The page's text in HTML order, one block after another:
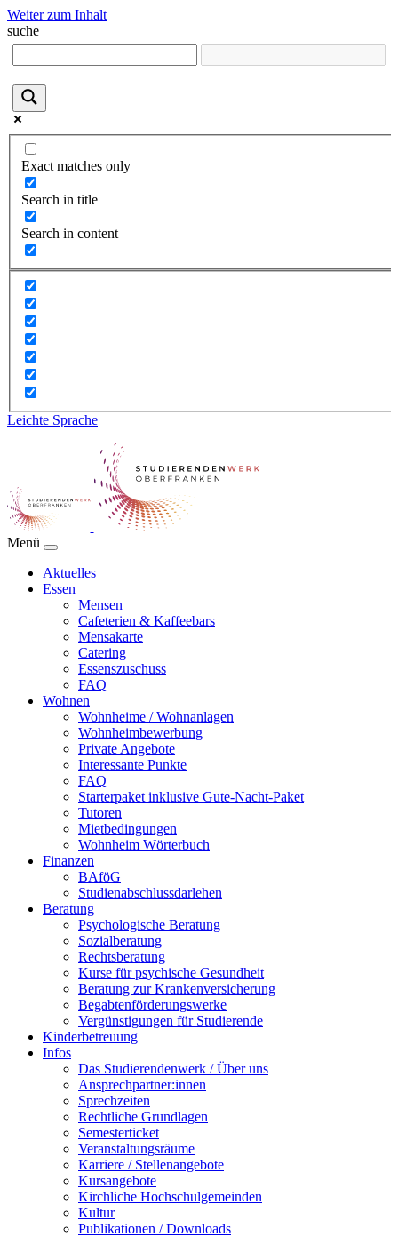
Weiter zum Inhalt
suche
Exact matches only
Search in title
Search in content
Leichte Sprache
Menü
Aktuelles
Essen
Mensen
Cafeterien & Kaffeebars
Mensakarte
Catering
Essenszuschuss
FAQ
Wohnen
Wohnheime / Wohnanlagen
Wohnheimbewerbung
Private Angebote
Interessante Punkte
FAQ
Starterpaket inklusive Gute-Nacht-Paket
Tutoren
Mietbedingungen
Wohnheim Wörterbuch
Finanzen
BAföG
Studienabschlussdarlehen
Beratung
Psychologische Beratung
Sozialberatung
Rechtsberatung
Kurse für psychische Gesundheit
Beratung zur Krankenversicherung
Begabtenförderungswerke
Vergünstigungen für Studierende
Kinderbetreuung
Infos
Das Studierendenwerk / Über uns
Ansprechpartner:innen
Sprechzeiten
Rechtliche Grundlagen
Semesterticket
Veranstaltungsräume
Karriere / Stellenangebote
Kursangebote
Kirchliche Hochschulgemeinden
Kultur
Publikationen / Downloads